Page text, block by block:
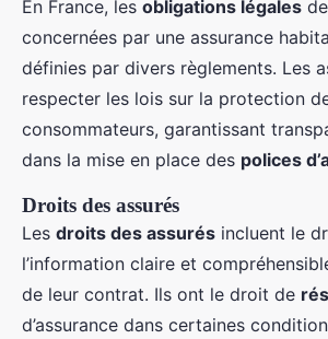
En France, les obligations légales
concernées par une assurance
définies par divers règlements. Les
respecter les lois sur la protection
consommateurs, garantissant
dans la mise en place des polices
Droits des assurés
Les droits des assurés incluent le
l’information claire et
de leur contrat. Ils ont le droit de
d’assurance dans certaines